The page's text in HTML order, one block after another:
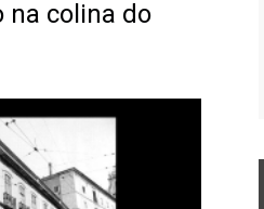
na colina do